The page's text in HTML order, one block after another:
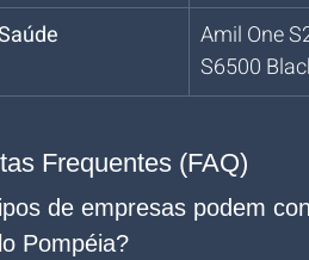
Amil One
S6500
Frequentes (FAQ)
de empresas podem
Pompéia?